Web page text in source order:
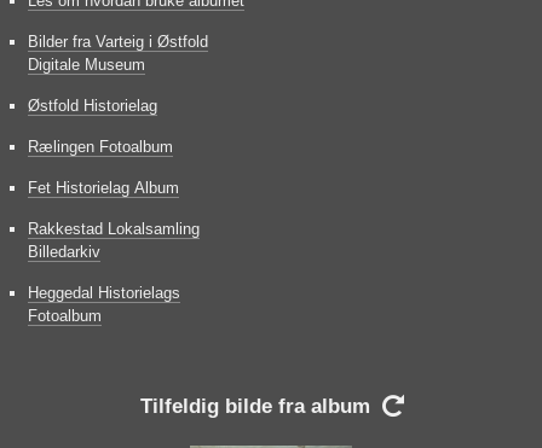
Bilder fra Varteig i Østfold
Digitale Museum
Østfold Historielag
Rælingen Fotoalbum
Fet Historielag Album
Rakkestad Lokalsamling
Billedarkiv
Heggedal Historielags
Fotoalbum
Tilfeldig bilde fra album 